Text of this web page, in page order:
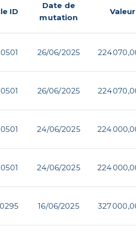
ID
Date de
mutation
Valeur
26/06/2025 224
26/06/2025 224
24/06/2025 224
24/06/2025 224
16/06/2025 327